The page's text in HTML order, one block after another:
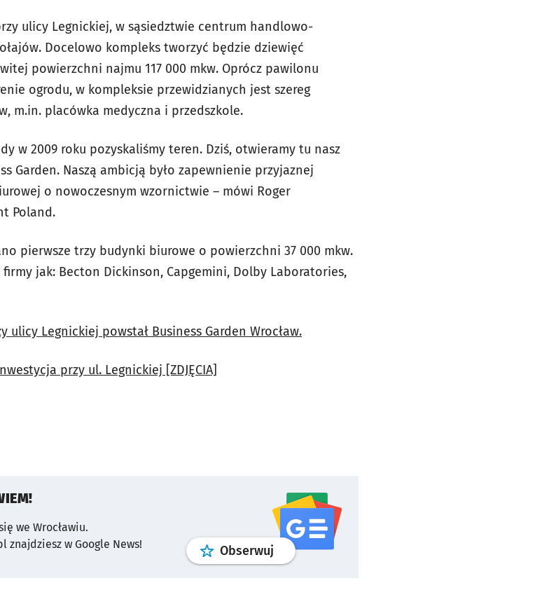
ulicy Legnickiej, w sąsiedztwie centrum handlowo-
Docelowo kompleks tworzyć będzie dziewięć
powierzchni najmu 117 000 mkw. Oprócz pawilonu
ogrodu, w kompleksie przewidzianych jest szereg
m.in. placówka medyczna i przedszkole.
w 2009 roku pozyskaliśmy teren. Dziś, otwieramy tu nasz
Garden. Naszą ambicją było zapewnienie przyjaznej
o nowoczesnym wzornictwie – mówi Roger
Poland.
pierwsze trzy budynki biurowe o powierzchni 37 000 mkw.
jak: Becton Dickinson, Capgemini, Dolby Laboratories,
ulicy Legnickiej powstał Business Garden Wrocław.
przy ul. Legnickiej [ZDJĘCIA]
we Wrocławiu.
znajdziesz w Google News!
Obserwuj profilgoogle news